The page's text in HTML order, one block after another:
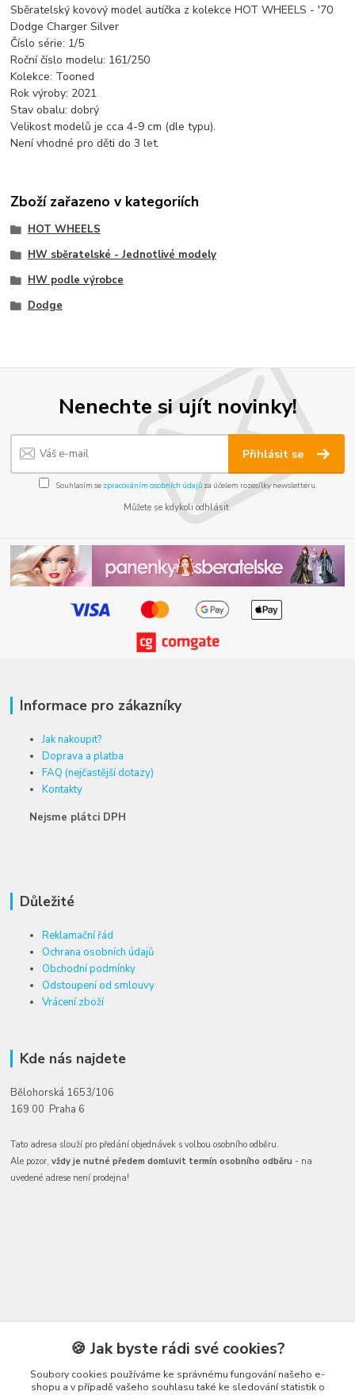
Sběratelský kovový model autíčka z kolekce HOT WHEELS - '70
Dodge Charger Silver
Číslo série: 1/5
Roční číslo modelu: 161/250
Kolekce: Tooned
Rok výroby: 2021
Stav obalu: dobrý
Velikost modelů je cca 4-9 cm (dle typu).
Není vhodné pro děti do 3 let.
Zboží zařazeno v kategoriích
HOT WHEELS
HW sběratelské - Jednotlivé modely
HW podle výrobce
Dodge
Nenechte si ujít novinky!
Přihlásit se
Souhlasím se zpracováním osobních údajůza účelem rozesílky newsletteru.
Můžete se kdykoli odhlásit.
Informace pro zákazníky
Jak nakoupit?
Doprava a platba
FAQ (nejčastější dotazy)
Kontakty
Nejsme plátci DPH
Důležité
Reklamační řád
Ochrana osobních údajů
Obchodní podmínky
Odstoupení od smlouvy
Vrácení zboží
Kde nás najdete
Bělohorská 1653/106
169 00 Praha 6
Tato adresa slouží pro předání objednávek s volbou osobního odběru.
Ale pozor,vždy je nutné předem domluvit termín osobního odběru - na
uvedené adrese není prodejna!
Kontakty🍪 Jak byste rádi své cookies?
Soubory cookies používáme ke správnému fungování našeho e-
shopu a v případě vašeho souhlasu také ke sledování statistik o